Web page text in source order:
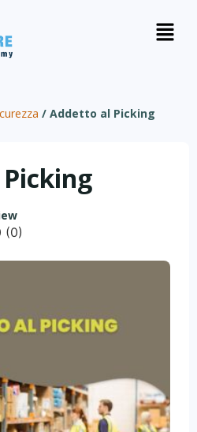
/ Addetto al Picking
(0)